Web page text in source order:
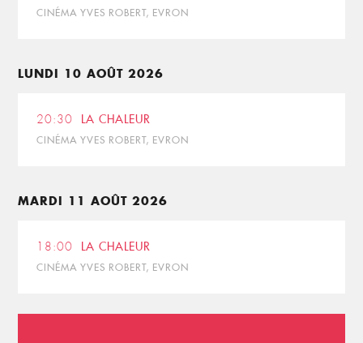
CINÉMA YVES ROBERT, EVRON
LUNDI 10 AOÛT 2026
20:30 LA CHALEUR
CINÉMA YVES ROBERT, EVRON
MARDI 11 AOÛT 2026
18:00 LA CHALEUR
CINÉMA YVES ROBERT, EVRON